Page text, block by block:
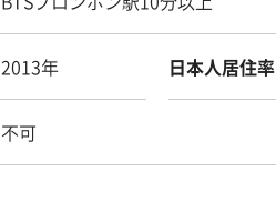
2013年 日本人居住率
不可